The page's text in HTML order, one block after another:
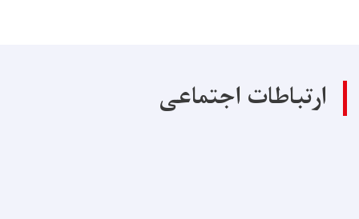
ارتباطات اجتماعی